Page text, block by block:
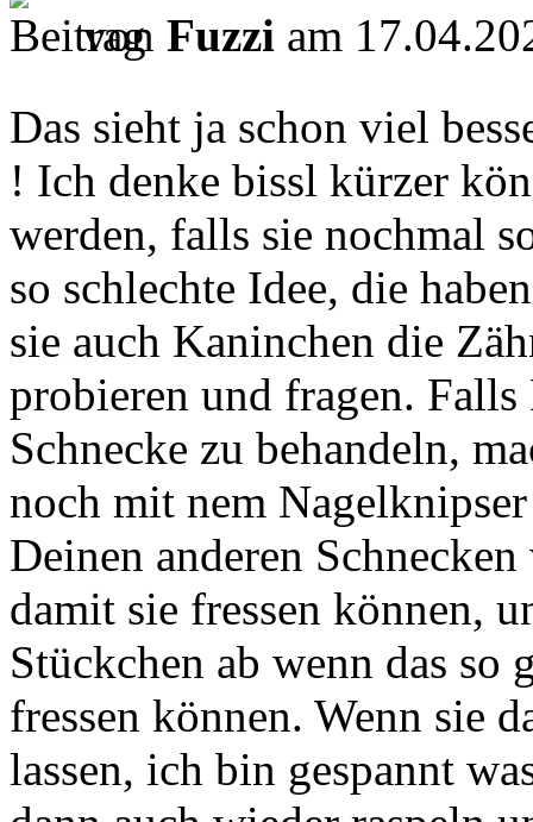
von Fuzzi am
Das sieht ja schon viel
! Ich denke bissl kürzer
werden, falls sie nochmal
so schlechte Idee, die
sie auch Kaninchen die
probieren und fragen.
Schnecke zu behandeln,
noch mit nem
Deinen anderen
damit sie fressen können,
Stückchen ab wenn das so
fressen können. Wenn sie
lassen, ich bin gespannt